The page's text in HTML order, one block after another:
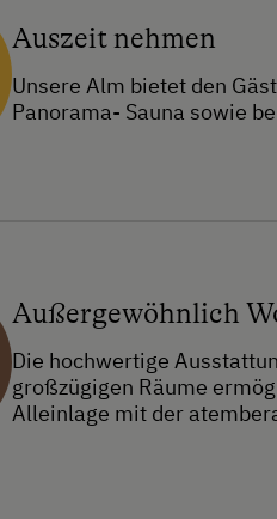
Auszeit nehmen
Unsere Alm bietet den
Panorama- Sauna sowie
Außergewöhnlich
Die hochwertige
großzügigen Räume
Alleinlage mit der